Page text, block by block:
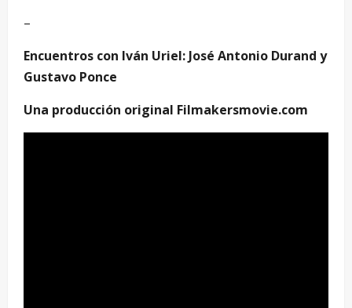
–
Encuentros con Iván Uriel: José Antonio Durand y
Gustavo Ponce
Una producción original Filmakersmovie.com